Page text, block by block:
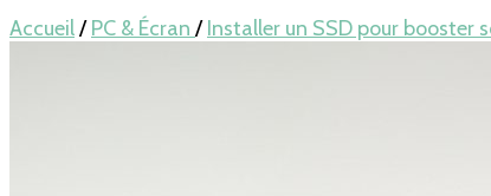
Accueil/ PC & Écran / Installer un SSD pour booster